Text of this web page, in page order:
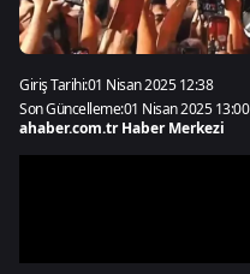
Giriş Tarihi:01 Nisan 2025 12:38
Son Güncelleme:01 Nisan 2025 13:00
ahaber.com.tr Haber Merkezi